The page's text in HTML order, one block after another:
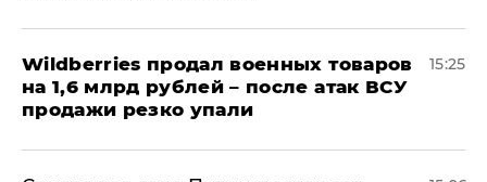
​Wildberries продал военных товаров
на 1,6 млрд рублей – после атак ВСУ
продажи резко упали
15:25